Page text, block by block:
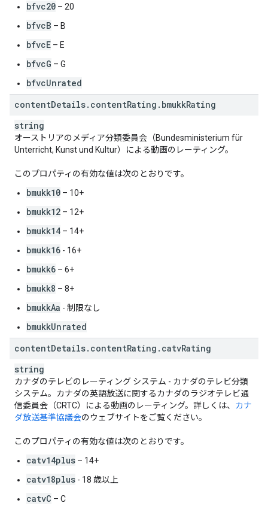
bfvc20 – 20
bfvcB – B
bfvcE – E
bfvcG – G
bfvcUnrated
contentDetails. contentRating . bmukkRating
string
オーストリアのメディア分類委員会（Bundesministerium für
Unterricht, Kunst und Kultur）による動画のレーティング。
このプロパティの有効な値は次のとおりです。
bmukk10 – 10+
bmukk12 – 12+
bmukk14 – 14+
bmukk16 - 16+
bmukk6 – 6+
bmukk8 – 8+
bmukkAa - 制限なし
bmukkUnrated
contentDetails. contentRating . catvRating
string
カナダのテレビのレーティング システム - カナダのテレビ分類
システム。カナダの英語放送に関するカナダのラジオテレビ通
信委員会（CRTC）による動画のレーティング。詳しくは、 カナ
ダ放送基準協議会のウェブサイトをご覧ください。
このプロパティの有効な値は次のとおりです。
catv14plus – 14+
catv18plus - 18 歳以上
catvC – C